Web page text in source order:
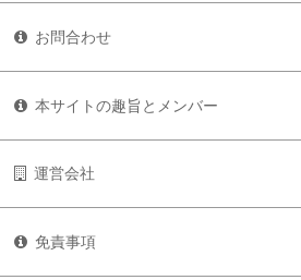
お問合わせ
本サイトの趣旨とメンバー
運営会社
免責事項